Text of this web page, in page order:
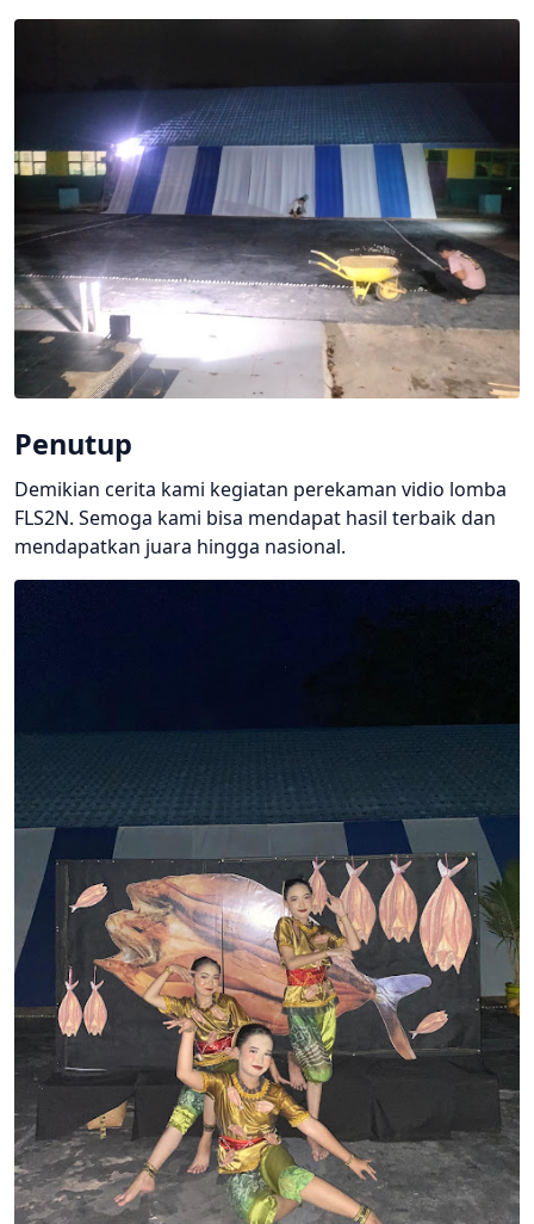
Penutup
Demikian cerita kami kegiatan perekaman vidio lomba
FLS2N. Semoga kami bisa mendapat hasil terbaik dan
mendapatkan juara hingga nasional.